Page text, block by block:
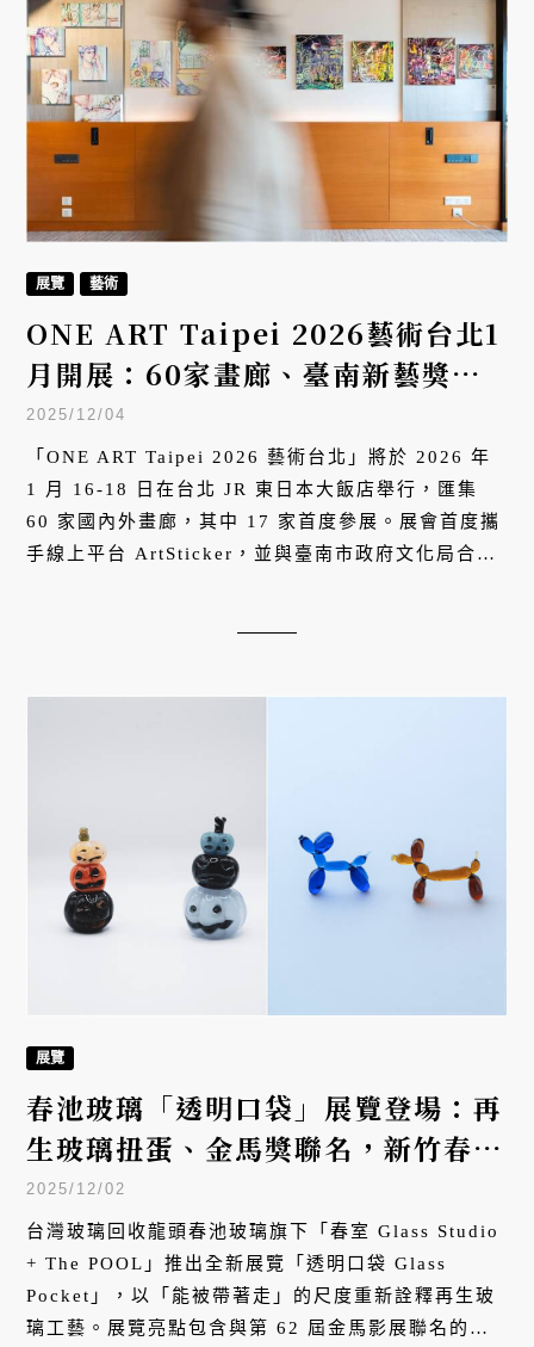
展覽 藝術
ONE ART Taipei 2026藝術台北1
月開展：60家畫廊、臺南新藝獎、
線上展廳ArtSticker首度登場
2025/12/04
「ONE ART Taipei 2026 藝術台北」將於 2026 年
1 月 16-18 日在台北 JR 東日本大飯店舉行，匯集
60 家國內外畫廊，其中 17 家首度參展。展會首度攜
手線上平台 ArtSticker，並與臺南市政府文化局合作
展覽
春池玻璃「透明口袋」展覽登場：再
生玻璃扭蛋、金馬獎聯名，新竹春室
最療癒選物
2025/12/02
台灣玻璃回收龍頭春池玻璃旗下「春室 Glass Studio
+ The POOL」推出全新展覽「透明口袋 Glass
Pocket」，以「能被帶著走」的尺度重新詮釋再生玻
璃工藝。展覽亮點包含與第 62 屆金馬影展聯名的透